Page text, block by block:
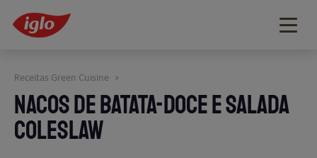
NACOS DE BATATA-DOCE E SALADA
COLESLAW
Receitas Green Cuisine >